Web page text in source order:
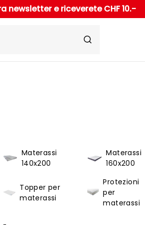
newsletter e riceverete CHF 10.-
Materassi
140x200
Materassi
160x200
Topper per
materassi
Protezioni
per
materassi